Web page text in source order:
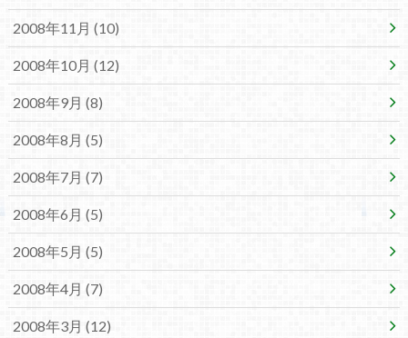
2008年11月 (10)
2008年10月 (12)
2008年9月 (8)
2008年8月 (5)
2008年7月 (7)
2008年6月 (5)
2008年5月 (5)
2008年4月 (7)
2008年3月 (12)